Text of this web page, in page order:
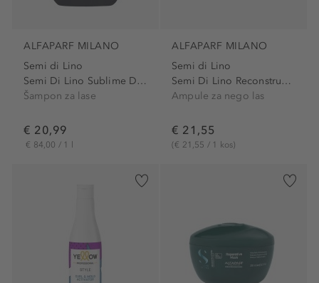
ALFAPARF MILANO
Semi di Lino
Semi Di Lino Sublime Detox...
Šampon za lase
€ 20,99
€ 84,00 / 1 l
ALFAPARF MILANO
Semi di Lino
Semi Di Lino Reconstruction...
Ampule za nego las
€ 21,55
(€ 21,55 / 1 kos)